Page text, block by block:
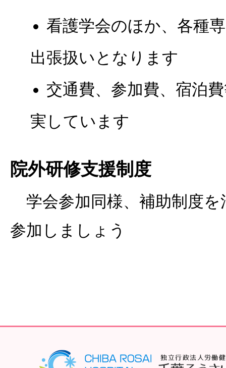
看護学会のほか、各種
出張扱いとなります
交通費、参加費、宿泊
実しています
院外研修支援制度
学会参加同様、補助制度
参加しましょう